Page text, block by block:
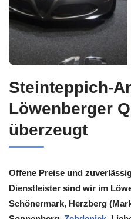
Steinteppich-
Löwenberger
überzeugt
Offene Preise und
Dienstleister sind wir im
Schönermark, Herzberg